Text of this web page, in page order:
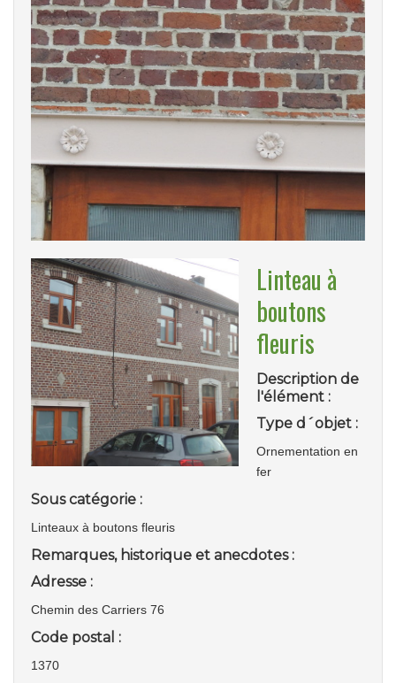
Linteau à
boutons
fleuris
Description de
l'élément :
Type d´objet :
Ornementation en
fer
Sous catégorie :
Linteaux à boutons fleuris
Remarques, historique et anecdotes :
Adresse :
Chemin des Carriers 76
Code postal :
1370